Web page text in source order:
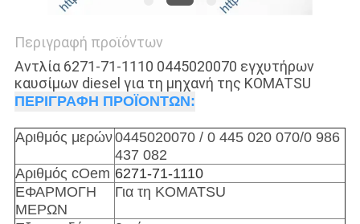
Περιγραφή προϊόντων
Αντλία 6271-71-1110 0445020070 εγχυτήρων
καυσίμων diesel για τη μηχανή της KOMATSU
ΠΕΡΙΓΡΑΦΗ ΠΡΟΪΟΝΤΩΝ:
Αριθμός μερών0445020070 / 0 445 020 070/0 986
437 082
Αριθμός cOem 6271-71-1110
ΕΦΑΡΜΟΓΗ
ΜΕΡΩΝ
Για τη KOMATSU